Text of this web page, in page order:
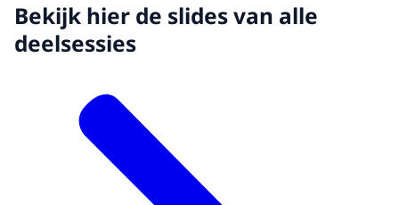
Bekijk hier de slides van alle
deelsessies